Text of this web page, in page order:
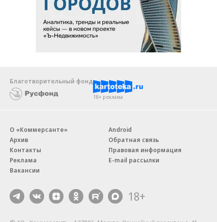
Благотворительный фонд
18+ реклама
О «Коммерсанте»
Архив
Контакты
Реклама
Вакансии
Android
Обратная связь
Правовая информация
E-mail рассылки
18+